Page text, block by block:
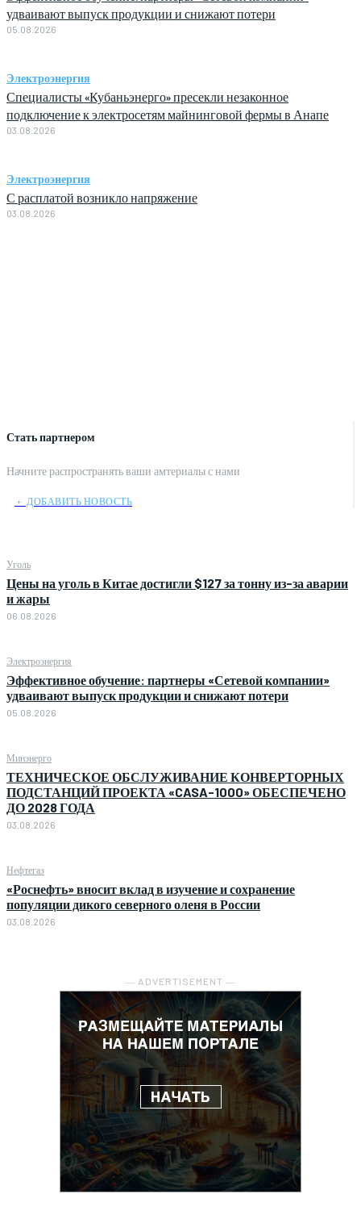
Стать партнером
Начните распространять ваши амтериалы с нами
﹢ ДОБАВИТЬ НОВОСТЬ
Уголь
Цены на уголь в Китае достигли $127 за тонну из-за аварии
и жары
06.08.2026
Электроэнергия
Эффективное обучение: партнеры «Сетевой компании»
удваивают выпуск продукции и снижают потери
05.08.2026
Минэнерго
ТЕХНИЧЕСКОЕ ОБСЛУЖИВАНИЕ КОНВЕРТОРНЫХ
ПОДСТАНЦИЙ ПРОЕКТА «CASA-1000» ОБЕСПЕЧЕНО
ДО 2028 ГОДА
03.08.2026
Нефтегаз
«Роснефть» вносит вклад в изучение и сохранение
популяции дикого северного оленя в России
03.08.2026
― ADVERTISEMENT ―
удваивают выпуск продукции и снижают потери
05.08.2026
Электроэнергия
Специалисты «Кубаньэнерго» пресекли незаконное
подключение к электросетям майнинговой фермы в Анапе
03.08.2026
Электроэнергия
С расплатой возникло напряжение
03.08.2026